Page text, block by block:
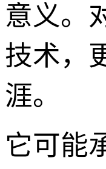
意义。
技术，
涯。
它可能